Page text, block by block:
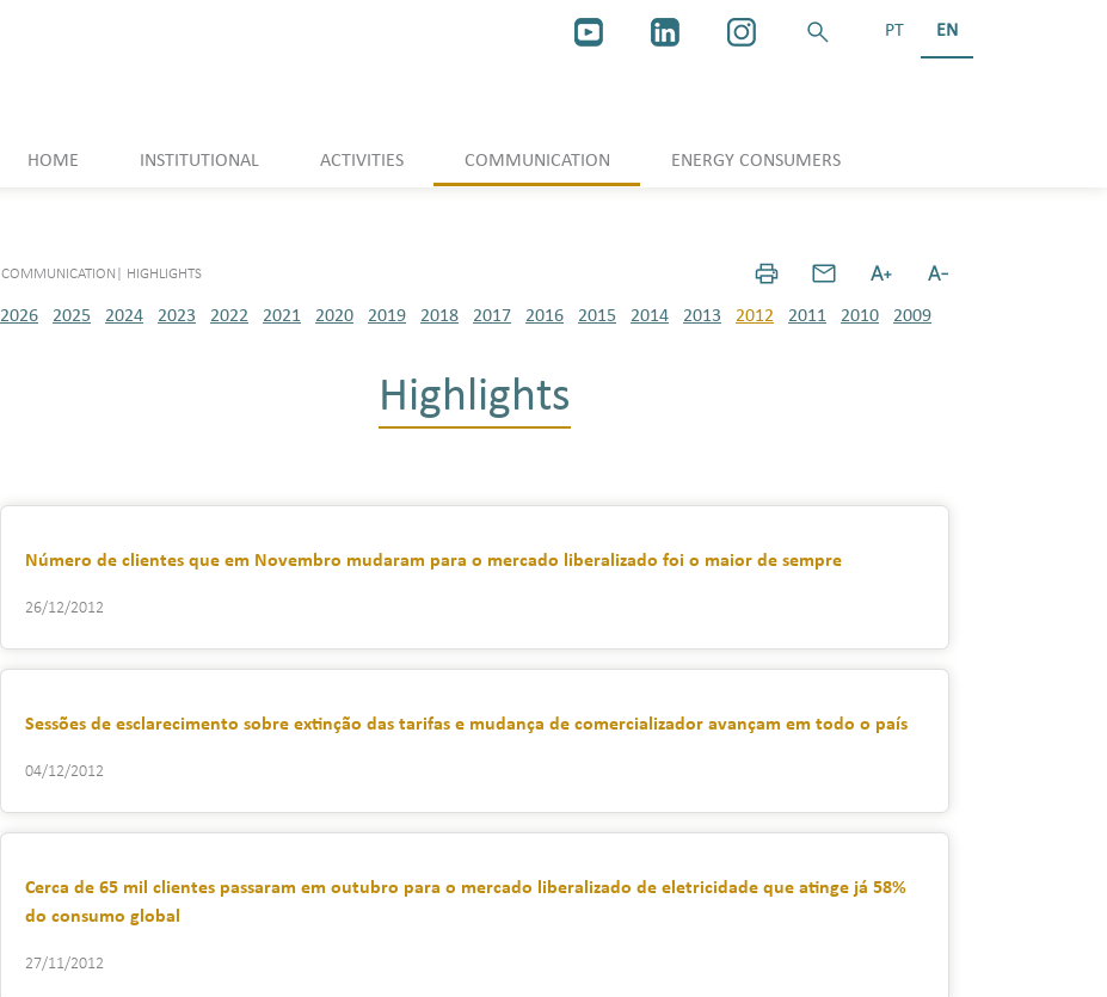
PT EN
HOME INSTITUTIONAL ACTIVITIES COMMUNICATION ENERGY CONSUMERS
COMMUNICATION HIGHLIGHTS
2026 2025 2024 2023 2022 2021 2020 2019 2018 2017 2016 2015 2014 2013 2012 2011 2010 2009
Highlights
Número de clientes que em Novembro mudaram para o mercado liberalizado foi o maior de sempre
26/12/2012
Sessões de esclarecimento sobre extinção das tarifas e mudança de comercializador avançam em todo o país
04/12/2012
Cerca de 65 mil clientes passaram em outubro para o mercado liberalizado de eletricidade que atinge já 58%
do consumo global
27/11/2012